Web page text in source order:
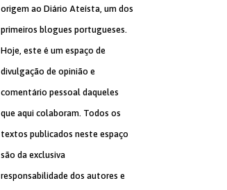
origem ao Diário Ateísta, um dos
primeiros blogues portugueses.
Hoje, este é um espaço de
divulgação de opinião e
comentário pessoal daqueles
que aqui colaboram. Todos os
textos publicados neste espaço
são da exclusiva
responsabilidade dos autores e